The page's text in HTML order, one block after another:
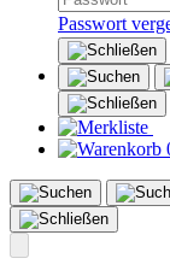
Passwort